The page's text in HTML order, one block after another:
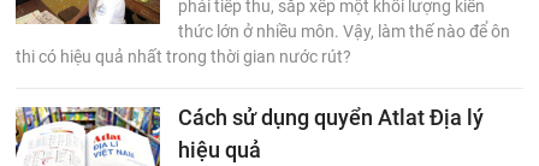
phải tiếp thu, sắp xếp một khối lượng kiến
thức lớn ở nhiều môn. Vậy, làm thế nào để ôn
thi có hiệu quả nhất trong thời gian nước rút?
Cách sử dụng quyển Atlat Địa lý
hiệu quả